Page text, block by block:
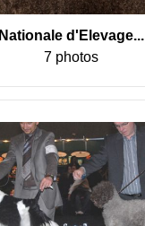
Nationale d'Elevage...
7 photos